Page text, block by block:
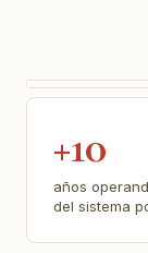
+10
años
del sistema